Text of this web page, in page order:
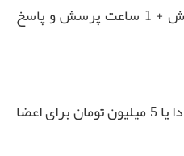
طول دوره: 2 ساعت آموزش + 1 ساعت پرسش و پاسخ
هزینه دوره: 120 دلار کانادا یا 5 میلیون تومان برای اعضا